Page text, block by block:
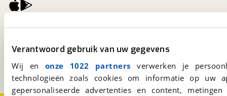
Verantwoord gebruik van uw gegevens
Wij en onze 1022 partners verwerken je
technologieën zoals cookies om informatie op
gepersonaliseerde advertenties en content,
viaBOVAG.nl
3981 AJ Bunnik
Een initiatief van
BOVAG